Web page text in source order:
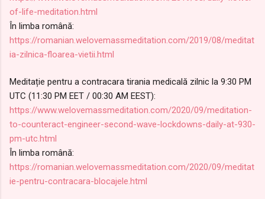
of-life-meditation.html
În limba română:
https://romanian.welovemassmeditation.com/2019/08/meditat
ia-zilnica-floarea-vietii.html
Meditație pentru a contracara tirania medicală zilnic la 9:30 PM
UTC (11:30 PM EET / 00:30 AM EEST):
https://www.welovemassmeditation.com/2020/09/meditation-
to-counteract-engineer-second-wave-lockdowns-daily-at-930-
pm-utc.html
În limba română:
https://romanian.welovemassmeditation.com/2020/09/meditat
ie-pentru-contracara-blocajele.html